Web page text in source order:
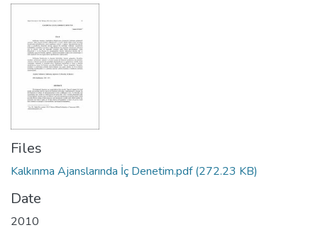
Files
Kalkınma Ajanslarında İç Denetim.pdf(272.23 KB)
Date
2010